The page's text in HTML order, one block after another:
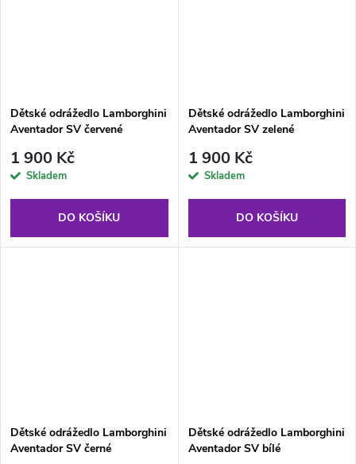
Dětské odrážedlo Lamborghini
Aventador SV červené
1 900 Kč
Skladem
DO KOŠÍKU
Dětské odrážedlo Lamborghini
Aventador SV zelené
1 900 Kč
Skladem
DO KOŠÍKU
Dětské odrážedlo Lamborghini
Aventador SV černé
Dětské odrážedlo Lamborghini
Aventador SV bílé